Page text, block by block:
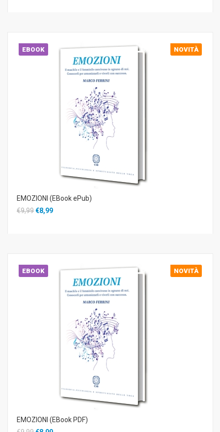
EBOOK NOVITÀ
EMOZIONI (EBook ePub)
€9,99€8,99
EBOOK NOVITÀ
EMOZIONI (EBook PDF)